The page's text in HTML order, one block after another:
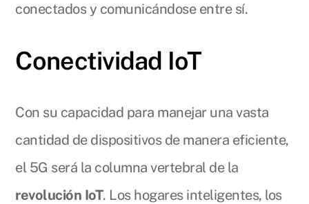
conectados y comunicándose entre sí.
Conectividad IoT
Con su capacidad para manejar una vasta
cantidad de dispositivos de manera eficiente,
el 5G será la columna vertebral de la
revolución IoT. Los hogares inteligentes, los